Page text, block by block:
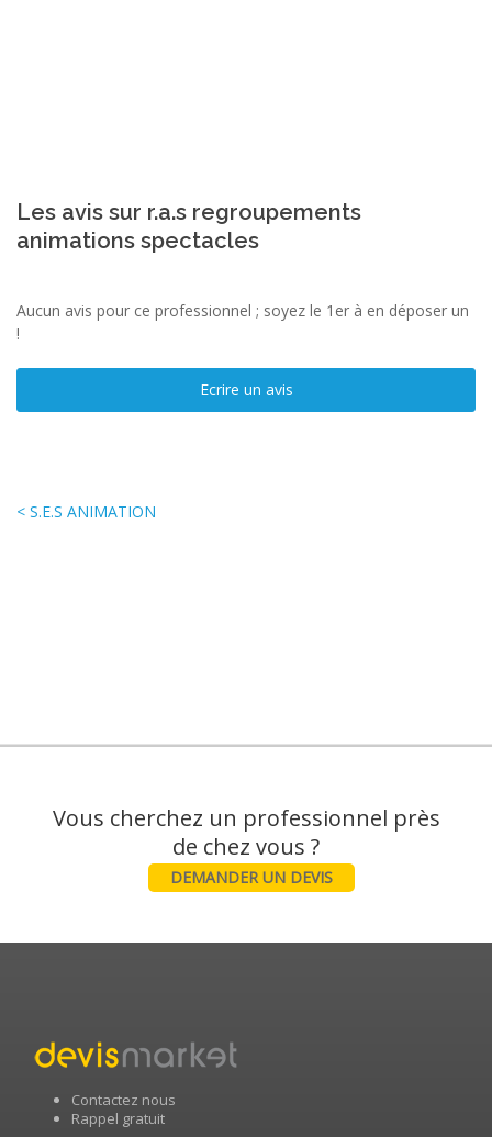
Les avis sur r.a.s regroupements
animations spectacles
Aucun avis pour ce professionnel ; soyez le 1er à en déposer un
!
Ecrire un avis
< S.E.S ANIMATION
Vous cherchez un professionnel près
DEMANDER UN DEVIS
Contactez nous
Rappel gratuit